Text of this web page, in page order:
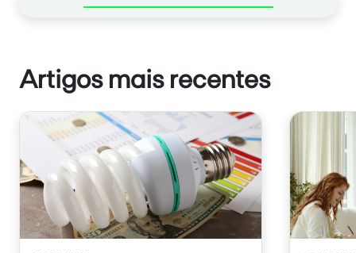
Artigos mais recentes